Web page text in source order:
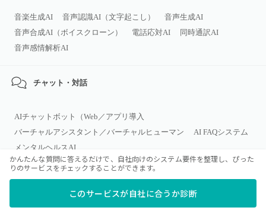
音楽生成AI 音声認識AI（文字起こし）
音声生成AI
音声合成AI（ボイスクローン）
電話応対AI
同時通訳AI
音声感情解析AI
チャット・対話
AIチャットボット（Web／アプリ導入
バーチャルアシスタント／バーチャルヒューマン
AI FAQシステム
メンタルヘルスAI
かんたんな質問に答えるだけで、自社向けのシステム要件を整理し、ぴった
りのサービスをチェックすることができます。
このサービスが自社に合うか診断